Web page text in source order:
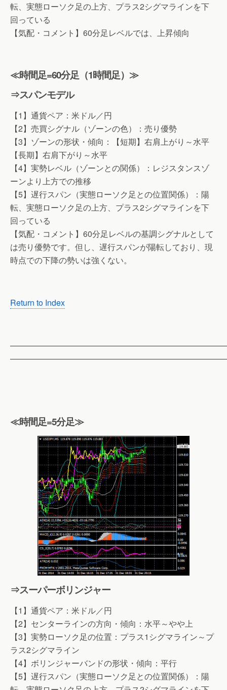
転、実態ローソク足の上方、プラス2シグマラインを下
回っている
【気配・コメント】60分足レベルでは、上昇傾向
≪時間足=60分足（1時間足）≫
⇒スパンモデル
【1】通貨ペア：米ドル／円
【2】売買シグナル（ゾーンの色）：売り優勢
【3】ゾーンの形状・傾向：【短期】右肩上がり～水平
【長期】右肩下がり～水平
【4】実勢レベル（ゾーンとの関係）：レジスタンスゾ
ーンより上方での推移
【5】遅行スパン（実態ローソク足との位置関係）：陽
転、実態ローソク足の上方、プラス2シグマラインを下
回っている
【気配・コメント】60分足レベルの基調シグナルとして
は売り優勢です。但し、遅行スパンが陽転しており、現
時点での下降の勢いは強くない。
Return to Index
≪時間足=5分足≫
⇒スーパーボリンジャー
【1】通貨ペア：米ドル／円
【2】センターラインの方向・傾向：水平～やや上
【3】実勢ローソク足の位置：プラス1シグマライン～プ
ラス2シグマライン
【4】ボリンジャーバンドの形状・傾向：平行
【5】遅行スパン（実態ローソク足との位置関係）：陽